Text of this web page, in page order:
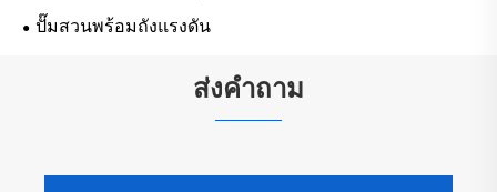
ปั๊มสวนพร้อมถังแรงดัน
ส่งคำถาม